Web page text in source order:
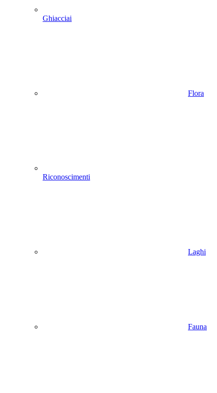
Ghiacciai
Flora
Riconoscimenti
Laghi
Fauna